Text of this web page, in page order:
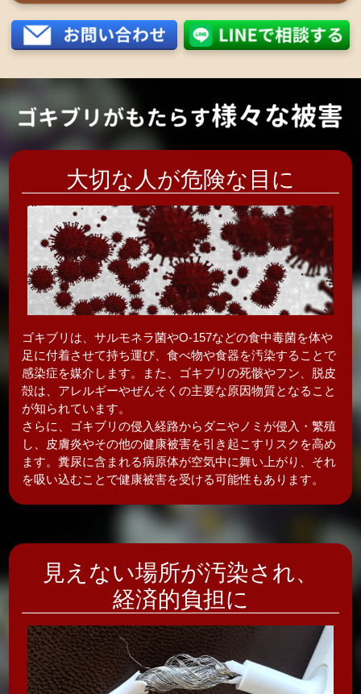
大切な人が危険な目に
ゴキブリは、サルモネラ菌やO-157などの食中毒菌を体や
足に付着させて持ち運び、食べ物や食器を汚染することで
感染症を媒介します。また、ゴキブリの死骸やフン、脱皮
殻は、アレルギーやぜんそくの主要な原因物質となること
が知られています。
さらに、ゴキブリの侵入経路からダニやノミが侵入・繁殖
し、皮膚炎やその他の健康被害を引き起こすリスクを高め
ます。糞尿に含まれる病原体が空気中に舞い上がり、それ
を吸い込むことで健康被害を受ける可能性もあります。
見えない場所が汚染され、
経済的負担に